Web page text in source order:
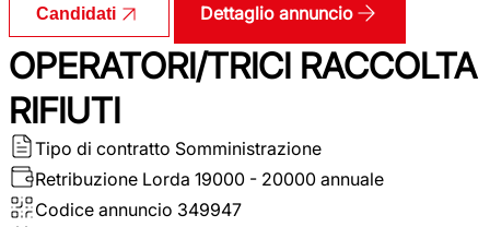
Candidati Dettaglio annuncio
OPERATORI/TRICI RACCOLTA
RIFIUTI
Tipo di contratto Somministrazione
Retribuzione Lorda 19000 - 20000 annuale
Codice annuncio 349947